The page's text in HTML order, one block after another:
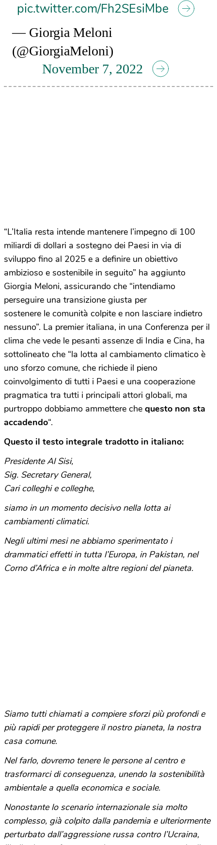
pic.twitter.com/Fh2SEsiMbe
— Giorgia Meloni
(@GiorgiaMeloni)
November 7, 2022
“L’Italia resta intende mantenere l’impegno di 100
miliardi di dollari a sostegno dei Paesi in via di
sviluppo fino al 2025 e a definire un obiettivo
ambizioso e sostenibile in seguito” ha aggiunto
Giorgia Meloni, assicurando che “intendiamo
perseguire una transizione giusta per
sostenere le comunità colpite e non lasciare indietro
nessuno”. La premier italiana, in una Conferenza per il
clima che vede le pesanti assenze di India e Cina, ha
sottolineato che “la lotta al cambiamento climatico è
uno sforzo comune, che richiede il pieno
coinvolgimento di tutti i Paesi e una cooperazione
pragmatica tra tutti i principali attori globali, ma
purtroppo dobbiamo ammettere che questo non sta
accadendo“.
Questo il testo integrale tradotto in italiano:
Presidente Al Sisi,
Sig. Secretary General,
Cari colleghi e colleghe,
siamo in un momento decisivo nella lotta ai
cambiamenti climatici.
Negli ultimi mesi ne abbiamo sperimentato i
drammatici effetti in tutta l’Europa, in Pakistan, nel
Corno d’Africa e in molte altre regioni del pianeta.
Siamo tutti chiamati a compiere sforzi più profondi e
più rapidi per proteggere il nostro pianeta, la nostra
casa comune.
Nel farlo, dovremo tenere le persone al centro e
trasformarci di conseguenza, unendo la sostenibilità
ambientale a quella economica e sociale.
Nonostante lo scenario internazionale sia molto
complesso, già colpito dalla pandemia e ulteriormente
perturbato dall’aggressione russa contro l’Ucraina,